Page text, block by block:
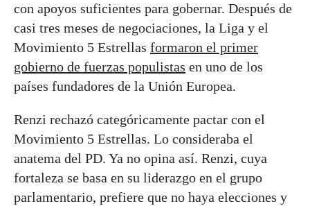
con apoyos suficientes para gobernar. Después de
casi tres meses de negociaciones, la Liga y el
Movimiento 5 Estrellas formaron el primer
gobierno de fuerzas populistas en uno de los
países fundadores de la Unión Europea.
Renzi rechazó categóricamente pactar con el
Movimiento 5 Estrellas. Lo consideraba el
anatema del PD. Ya no opina así. Renzi, cuya
fortaleza se basa en su liderazgo en el grupo
parlamentario, prefiere que no haya elecciones y